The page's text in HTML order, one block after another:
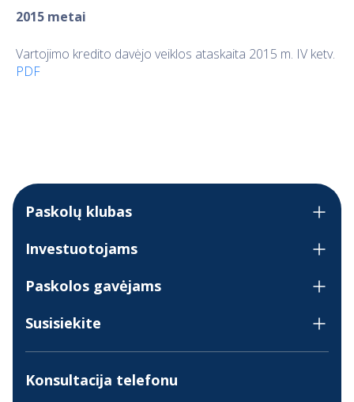
2015 metai
Vartojimo kredito davėjo veiklos ataskaita 2015 m. IV ketv.
PDF
Paskolų klubas
Investuotojams
Paskolos gavėjams
Susisiekite
Konsultacija telefonu